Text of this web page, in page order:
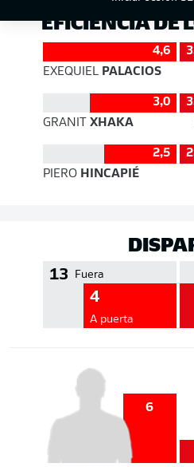
EFICIENCIA DE
4,6
EXEQUIEL PALACIOS
3,0
GRANIT XHAKA
2,5
PIERO HINCAPIÉ
13 Fuera
4
A puerta
6